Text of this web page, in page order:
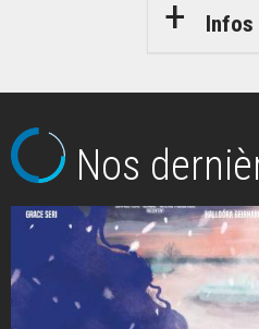
Infos
Nos